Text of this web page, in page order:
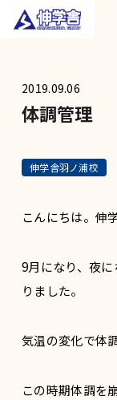
2019.09.06
体調管理
伸学舎羽ノ浦校
こんにちは。伸
9月になり、夜
りました。
気温の変化で体
この時期体調を